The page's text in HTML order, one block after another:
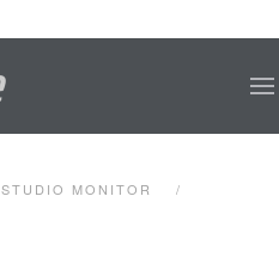
STUDIO MONITOR